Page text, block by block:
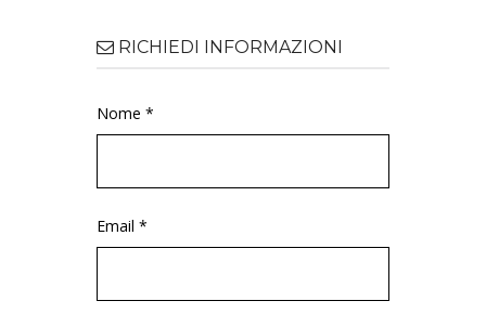
RICHIEDI INFORMAZIONI
Nome *
Email *